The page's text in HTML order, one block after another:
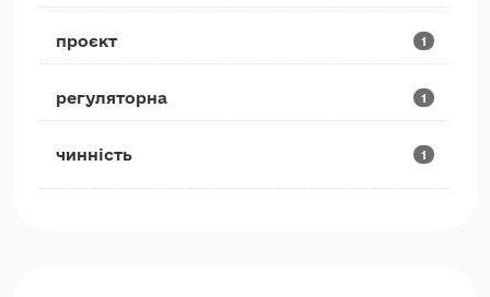
проєкт 1
регуляторна 1
чинність 1